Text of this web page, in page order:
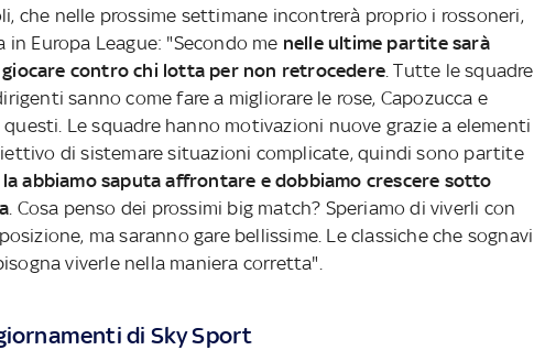
che nelle prossime settimane incontrerà proprio i rossoneri,
in Europa League: "Secondo me nelle ultime partite sarà
contro chi lotta per non retrocedere . Tutte le squadre
sanno come fare a migliorare le rose, Capozucca e
Le squadre hanno motivazioni nuove grazie a elementi
di sistemare situazioni complicate, quindi sono partite
la abbiamo saputa affrontare e dobbiamo crescere sotto
. Cosa penso dei prossimi big match? Speriamo di viverli con
ma saranno gare bellissime. Le classiche che sognavi
viverle nella maniera corretta".
di Sky Sport